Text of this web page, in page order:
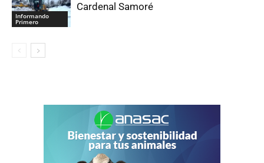
Informando
Primero
Cardenal Samoré